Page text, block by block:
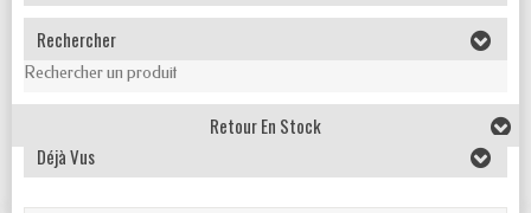
Rechercher
Rechercher un produit
Retour En Stock
Déjà Vus